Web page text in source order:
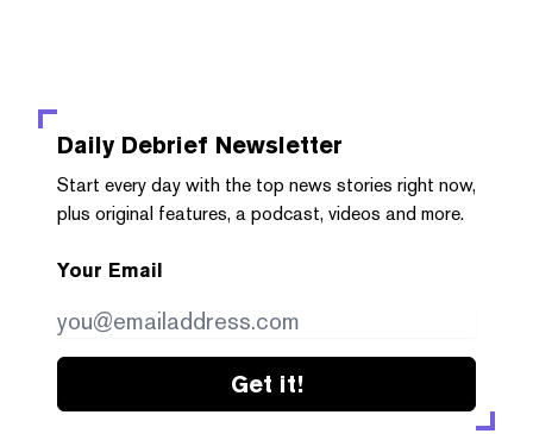
Daily Debrief Newsletter
Start every day with the top news stories right now,
plus original features, a podcast, videos and more.
Your Email
Get it!